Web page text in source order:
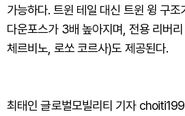
가능하다. 트윈 테일 대신 트윈 윙 구조
다운포스가 3배 높아지며, 전용 리버
체르비노, 로쏘 코르사)도 제공된다.
최태인 글로벌모빌리티 기자